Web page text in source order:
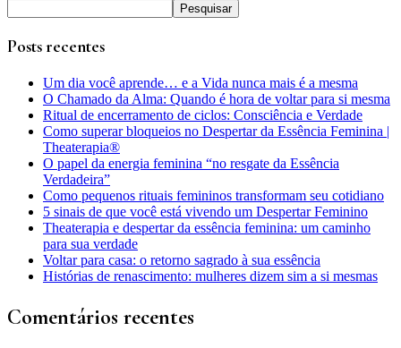
Pesquisar
Posts recentes
Um dia você aprende… e a Vida nunca mais é a mesma
O Chamado da Alma: Quando é hora de voltar para si mesma
Ritual de encerramento de ciclos: Consciência e Verdade
Como superar bloqueios no Despertar da Essência Feminina |
Theaterapia®
O papel da energia feminina “no resgate da Essência
Verdadeira”
Como pequenos rituais femininos transformam seu cotidiano
5 sinais de que você está vivendo um Despertar Feminino
Theaterapia e despertar da essência feminina: um caminho
para sua verdade
Voltar para casa: o retorno sagrado à sua essência
Histórias de renascimento: mulheres dizem sim a si mesmas
Comentários recentes